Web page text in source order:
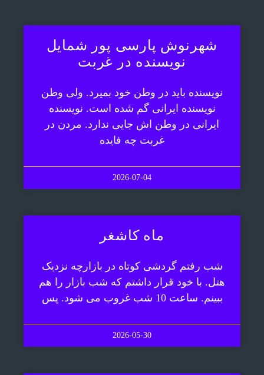
شهرنوش پارسی پور شمایل
نویسنده در غربت
نویسنده باید در وطن خود بمیرد. ولی وطن
نویسنده ایرانی گم شده است. نویسنده
ایرانی در وطن اش جایی ندارد. مردن در
غربت چه فایده
2026-07-04
ماه کاشغر
شب رفتم گردشی کوتاه در بازارچه نزدیک
هتل. با خود قرار داشتم که شب بازار را هم
ببینم. ساعت 10 شب غروب می شود. پس
2026-05-30